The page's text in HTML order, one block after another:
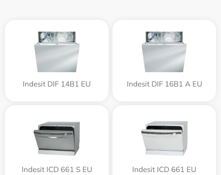
Indesit DIF 14B1 EU Indesit DIF 16B1 A EU
Indesit ICD 661 S EU Indesit ICD 661 EU